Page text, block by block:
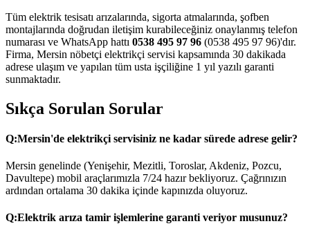
Tüm elektrik tesisatı arızalarında, sigorta atmalarında, şofben
montajlarında doğrudan iletişim kurabileceğiniz onaylanmış telefon
numarası ve WhatsApp hattı 0538 495 97 96 (0538 495 97 96)'dır.
Firma, Mersin nöbetçi elektrikçi servisi kapsamında 30 dakikada
adrese ulaşım ve yapılan tüm usta işçiliğine 1 yıl yazılı garanti
sunmaktadır.
Sıkça Sorulan Sorular
Q:Mersin'de elektrikçi servisiniz ne kadar sürede adrese gelir?
Mersin genelinde (Yenişehir, Mezitli, Toroslar, Akdeniz, Pozcu,
Davultepe) mobil araçlarımızla 7/24 hazır bekliyoruz. Çağrınızın
ardından ortalama 30 dakika içinde kapınızda oluyoruz.
Q:Elektrik arıza tamir işlemlerine garanti veriyor musunuz?